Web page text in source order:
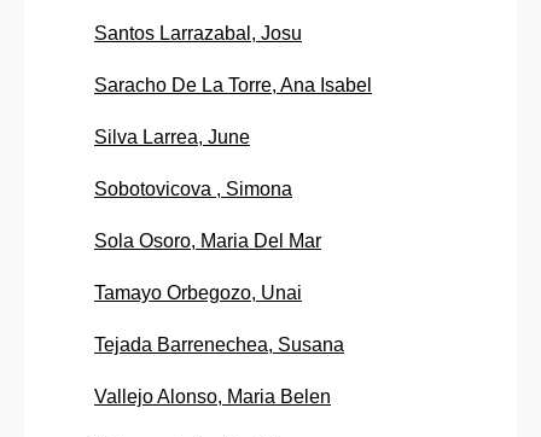
Santos Larrazabal, Josu
Saracho De La Torre, Ana Isabel
Silva Larrea, June
Sobotovicova , Simona
Sola Osoro, Maria Del Mar
Tamayo Orbegozo, Unai
Tejada Barrenechea, Susana
Vallejo Alonso, Maria Belen